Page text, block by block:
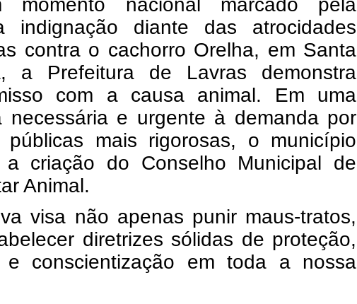
momento nacional marcado pela
indignação diante das atrocidades
contra o cachorro Orelha, em Santa
a Prefeitura de Lavras demonstra
com a causa animal. Em uma
necessária e urgente à demanda por
públicas mais rigorosas, o município
a criação do Conselho Municipal de
Animal.
visa não apenas punir maus-tratos,
diretrizes sólidas de proteção,
e conscientização em toda a nossa